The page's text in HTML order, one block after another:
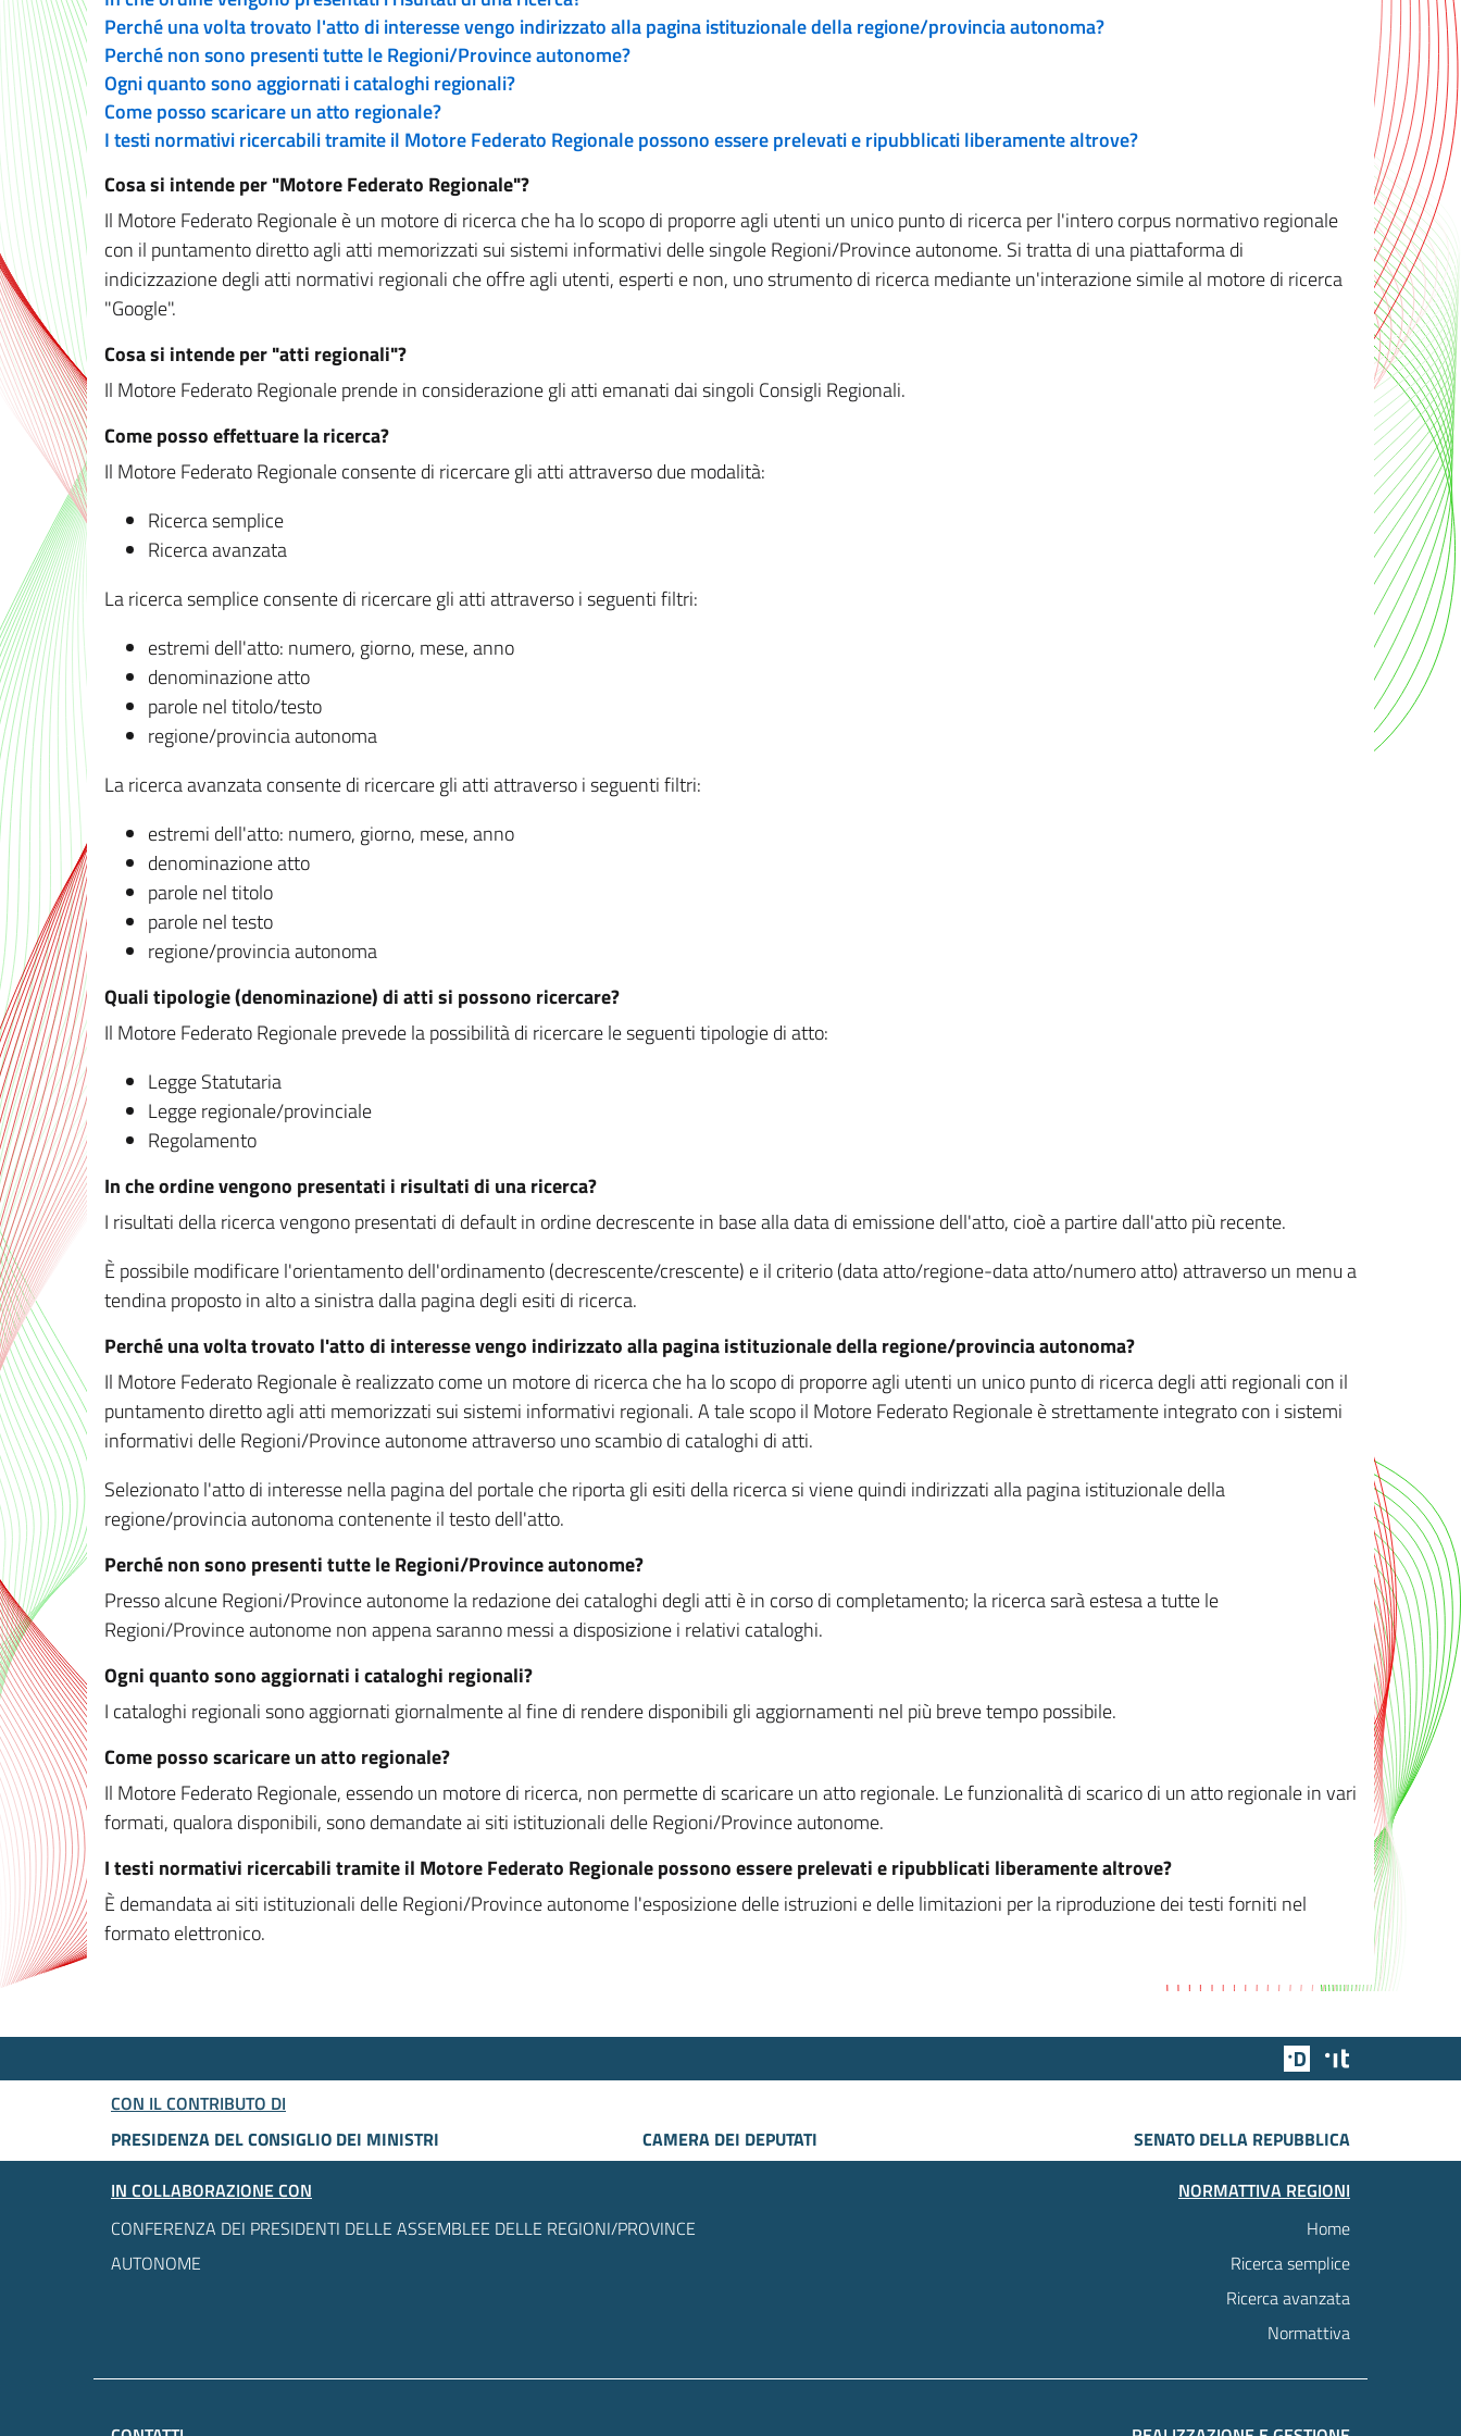
Perché una volta trovato l'atto di interesse vengo indirizzato alla pagina istituzionale della regione/provincia autonoma?
Perché non sono presenti tutte le Regioni/Province autonome?
Ogni quanto sono aggiornati i cataloghi regionali?
Come posso scaricare un atto regionale?
I testi normativi ricercabili tramite il Motore Federato Regionale possono essere prelevati e ripubblicati liberamente altrove?
Cosa si intende per "Motore Federato Regionale"?
Il Motore Federato Regionale è un motore di ricerca che ha lo scopo di proporre agli utenti un unico punto di ricerca per l'intero corpus normativo regionale
con il puntamento diretto agli atti memorizzati sui sistemi informativi delle singole Regioni/Province autonome. Si tratta di una piattaforma di
indicizzazione degli atti normativi regionali che offre agli utenti, esperti e non, uno strumento di ricerca mediante un'interazione simile al motore di ricerca
"Google".
Cosa si intende per "atti regionali"?
Il Motore Federato Regionale prende in considerazione gli atti emanati dai singoli Consigli Regionali.
Come posso effettuare la ricerca?
Il Motore Federato Regionale consente di ricercare gli atti attraverso due modalità:
Ricerca semplice
Ricerca avanzata
La ricerca semplice consente di ricercare gli atti attraverso i seguenti filtri:
estremi dell'atto: numero, giorno, mese, anno
denominazione atto
parole nel titolo/testo
regione/provincia autonoma
La ricerca avanzata consente di ricercare gli atti attraverso i seguenti filtri:
estremi dell'atto: numero, giorno, mese, anno
denominazione atto
parole nel titolo
parole nel testo
regione/provincia autonoma
Quali tipologie (denominazione) di atti si possono ricercare?
Il Motore Federato Regionale prevede la possibilità di ricercare le seguenti tipologie di atto:
Legge Statutaria
Legge regionale/provinciale
Regolamento
In che ordine vengono presentati i risultati di una ricerca?
I risultati della ricerca vengono presentati di default in ordine decrescente in base alla data di emissione dell'atto, cioè a partire dall'atto più recente.
È possibile modificare l'orientamento dell'ordinamento (decrescente/crescente) e il criterio (data atto/regione-data atto/numero atto) attraverso un menu a
tendina proposto in alto a sinistra dalla pagina degli esiti di ricerca.
Perché una volta trovato l'atto di interesse vengo indirizzato alla pagina istituzionale della regione/provincia autonoma?
Il Motore Federato Regionale è realizzato come un motore di ricerca che ha lo scopo di proporre agli utenti un unico punto di ricerca degli atti regionali con il
puntamento diretto agli atti memorizzati sui sistemi informativi regionali. A tale scopo il Motore Federato Regionale è strettamente integrato con i sistemi
informativi delle Regioni/Province autonome attraverso uno scambio di cataloghi di atti.
Selezionato l'atto di interesse nella pagina del portale che riporta gli esiti della ricerca si viene quindi indirizzati alla pagina istituzionale della
regione/provincia autonoma contenente il testo dell'atto.
Perché non sono presenti tutte le Regioni/Province autonome?
Presso alcune Regioni/Province autonome la redazione dei cataloghi degli atti è in corso di completamento; la ricerca sarà estesa a tutte le
Regioni/Province autonome non appena saranno messi a disposizione i relativi cataloghi.
Ogni quanto sono aggiornati i cataloghi regionali?
I cataloghi regionali sono aggiornati giornalmente al fine di rendere disponibili gli aggiornamenti nel più breve tempo possibile.
Come posso scaricare un atto regionale?
Il Motore Federato Regionale, essendo un motore di ricerca, non permette di scaricare un atto regionale. Le funzionalità di scarico di un atto regionale in vari
formati, qualora disponibili, sono demandate ai siti istituzionali delle Regioni/Province autonome.
I testi normativi ricercabili tramite il Motore Federato Regionale possono essere prelevati e ripubblicati liberamente altrove?
È demandata ai siti istituzionali delle Regioni/Province autonome l'esposizione delle istruzioni e delle limitazioni per la riproduzione dei testi forniti nel
formato elettronico.
Team Digitale
CON IL CONTRIBUTO DI
PRESIDENZA DEL CONSIGLIO DEI MINISTRI
CAMERA DEI DEPUTATI
SENATO DELLA REPUBBLICA
IN COLLABORAZIONE CON
CONFERENZA DEI PRESIDENTI DELLE ASSEMBLEE DELLE REGIONI/PROVINCE
AUTONOME
NORMATTIVA REGIONI
Home
Ricerca semplice
Ricerca avanzata
Normattiva